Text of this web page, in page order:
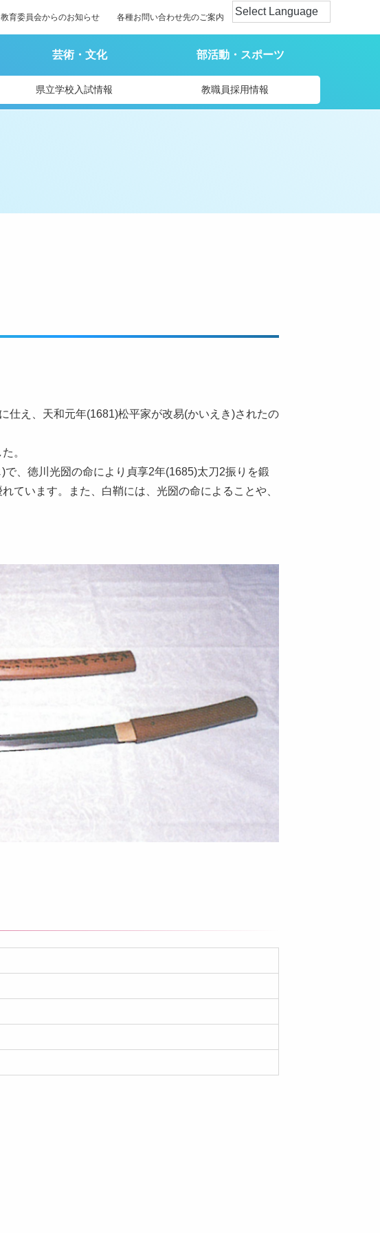
教育委員会からのお知らせ 各種お問い合わせ先のご案内
芸術・文化 部活動・スポーツ
県立学校入試情報 教職員採用情報
仕え、天和元年(1681)松平家が改易(かいえき)されたの
。
、徳川光圀の命により貞享2年(1685)太刀2振りを鍛
ています。また、白鞘には、光圀の命によることや、